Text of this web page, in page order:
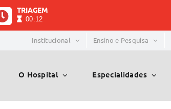
TRIAGEM
00:12
Institucional Ensino e Pesquisa
O Hospital Especialidades